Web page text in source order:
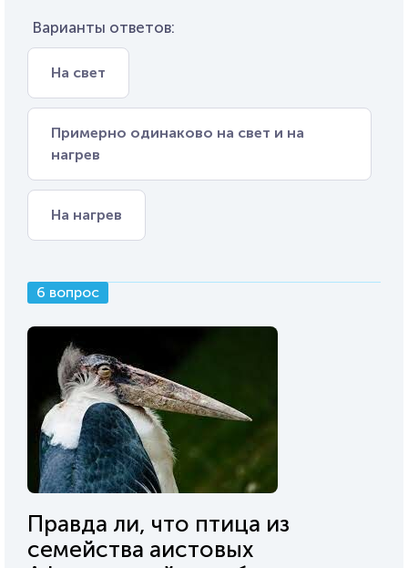
Варианты ответов:
На свет
Примерно одинаково на свет и на
нагрев
На нагрев
6 вопрос
Правда ли, что птица из
семейства аистовых